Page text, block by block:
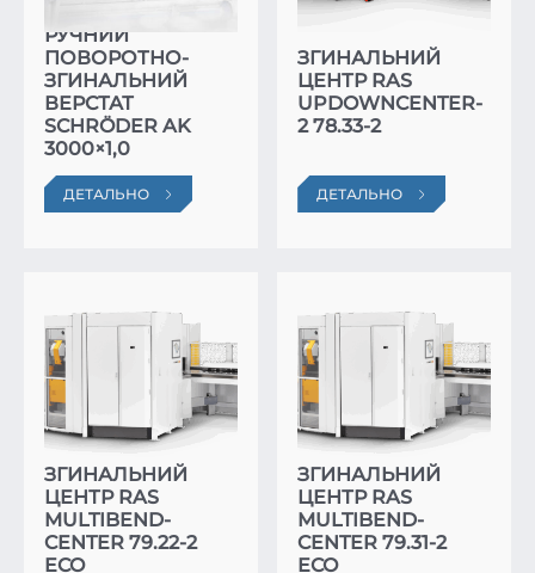
РУЧНИЙ
ПОВОРОТНО-
ЗГИНАЛЬНИЙ
ВЕРСТАТ
SCHRÖDER AK
3000×1,0
ДЕТАЛЬНО
ЗГИНАЛЬНИЙ
ЦЕНТР RAS
UPDOWNCENTER-
2 78.33-2
ДЕТАЛЬНО
ЗГИНАЛЬНИЙ
ЦЕНТР RAS
MULTIBEND-
CENTER 79.22-2
ECO
ЗГИНАЛЬНИЙ
ЦЕНТР RAS
MULTIBEND-
CENTER 79.31-2
ECO